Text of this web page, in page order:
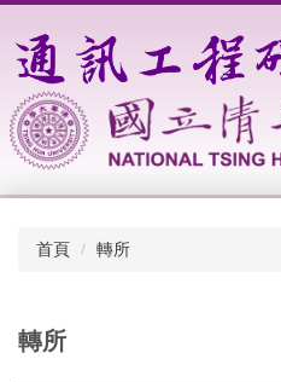
到
主
內
容
首頁 轉所
轉所